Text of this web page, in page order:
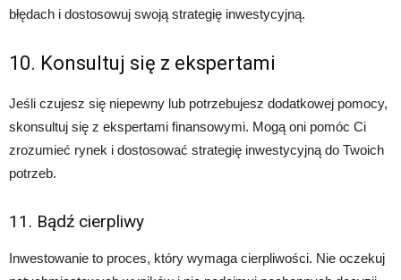
błędach i dostosowuj swoją strategię inwestycyjną.
10. Konsultuj się z ekspertami
Jeśli czujesz się niepewny lub potrzebujesz dodatkowej pomocy,
skonsultuj się z ekspertami finansowymi. Mogą oni pomóc Ci
zrozumieć rynek i dostosować strategię inwestycyjną do Twoich
potrzeb.
11. Bądź cierpliwy
Inwestowanie to proces, który wymaga cierpliwości. Nie oczekuj